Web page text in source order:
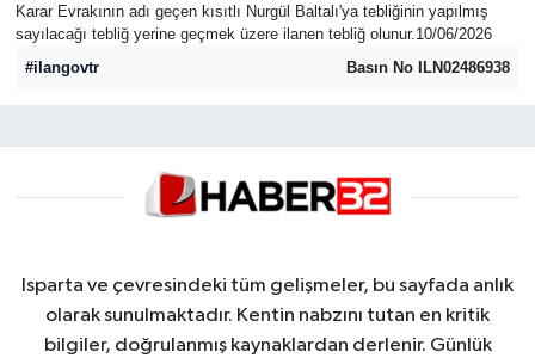
Karar Evrakının adı geçen kısıtlı Nurgül Baltalı'ya tebliğinin yapılmış
sayılacağı tebliğ yerine geçmek üzere ilanen tebliğ olunur.10/06/2026
#ilangovtr
Basın No ILN02486938
Isparta ve çevresindeki tüm gelişmeler, bu sayfada anlık
olarak sunulmaktadır. Kentin nabzını tutan en kritik
bilgiler, doğrulanmış kaynaklardan derlenir. Günlük
HABERDE İNSAN
MAGAZİN
Oyun
POLİTİKA